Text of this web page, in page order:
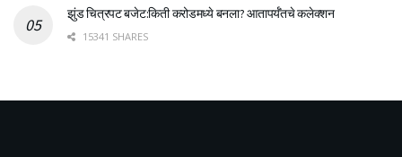
झुंड चित्रपट बजेट:किती करोडमध्ये बनला? आतापर्यँतचे कलेक्शन
15341 SHARES